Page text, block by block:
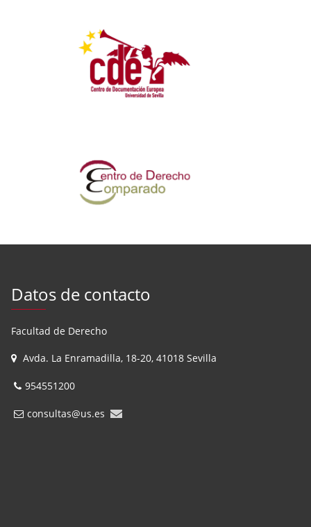
Datos de contacto
Facultad de Derecho
Avda. La Enramadilla, 18-20, 41018 Sevilla
954551200
consultas@us.es